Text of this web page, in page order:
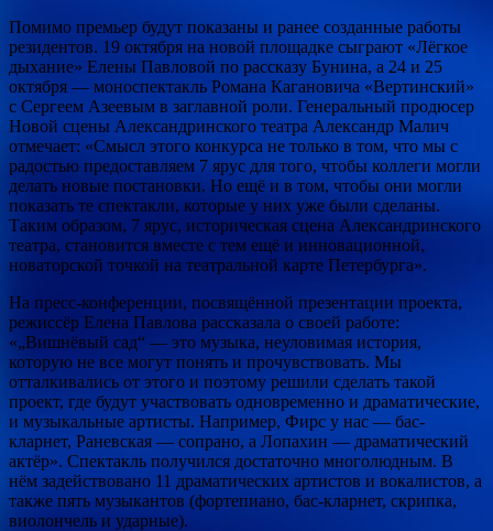
Помимо премьер будут показаны и ранее созданные работы
резидентов. 19 октября на новой площадке сыграют «Лёгкое
дыхание» Елены Павловой по рассказу Бунина, а 24 и 25
октября — моноспектакль Романа Кагановича «Вертинский»
с Сергеем Азеевым в заглавной роли. Генеральный продюсер
Новой сцены Александринского театра Александр Малич
отмечает: «Смысл этого конкурса не только в том, что мы с
радостью предоставляем 7 ярус для того, чтобы коллеги могли
делать новые постановки. Но ещё и в том, чтобы они могли
показать те спектакли, которые у них уже были сделаны.
Таким образом, 7 ярус, историческая сцена Александринского
театра, становится вместе с тем ещё и инновационной,
новаторской точкой на театральной карте Петербурга».
На пресс-конференции, посвящённой презентации проекта,
режиссёр Елена Павлова рассказала о своей работе:
«„Вишнёвый сад“ — это музыка, неуловимая история,
которую не все могут понять и прочувствовать. Мы
отталкивались от этого и поэтому решили сделать такой
проект, где будут участвовать одновременно и драматические,
и музыкальные артисты. Например, Фирс у нас — бас-
кларнет, Раневская — сопрано, а Лопахин — драматический
актёр». Спектакль получился достаточно многолюдным. В
нём задействовано 11 драматических артистов и вокалистов, а
также пять музыкантов (фортепиано, бас-кларнет, скрипка,
виолончель и ударные).